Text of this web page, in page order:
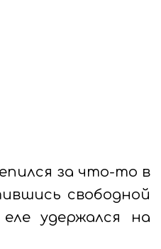
за что-то в
свободной
удержался на